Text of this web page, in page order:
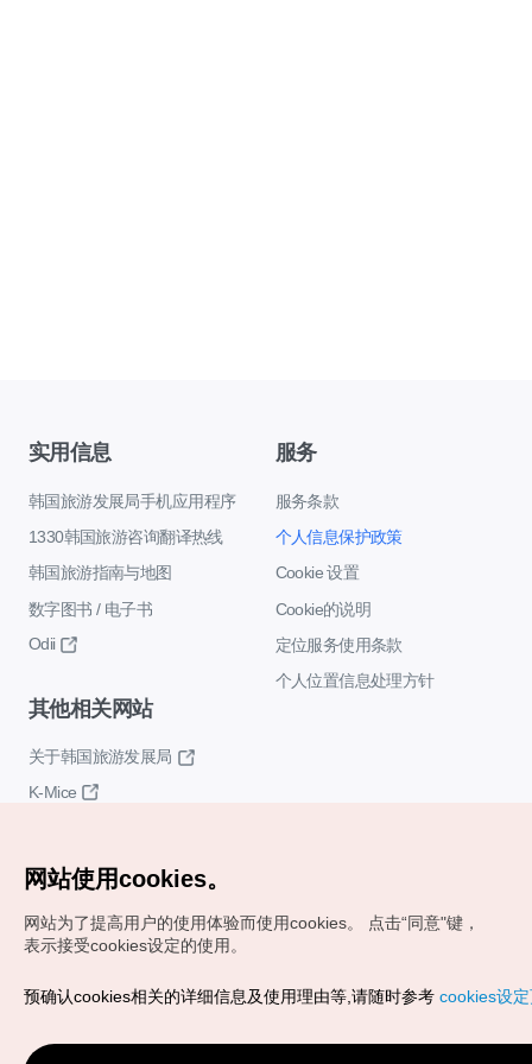
实用信息
韩国旅游发展局手机应用程序
1330韩国旅游咨询翻译热线
韩国旅游指南与地图
数字图书 / 电子书
Odii
服务
服务条款
个人信息保护政策
Cookie 设置
Cookie的说明
定位服务使用条款
个人位置信息处理方针
其他相关网站
关于韩国旅游发展局
K-Mice
Copyrights (c) 韩国旅游发展局版权所有
VISITKOREA官方邮箱
网站使用cookies。
网站为了提高用户的使用体验而使用cookies。
点击“同意"键，
表示接受cookies设定的使用。
预确认cookies相关的详细信息及使用理由等,请随时参考 cookies设